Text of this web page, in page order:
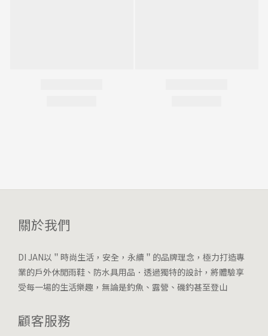
關於我們
DI JAN以＂時尚生活，安全，永續＂的品牌理念，極力打造專
業的戶外休閒雨鞋、防水具用品．透過獨特的設計，將體驗享
受每一場的生活樂趣，無論是釣魚、露營、磯釣甚至登山
顧客服務